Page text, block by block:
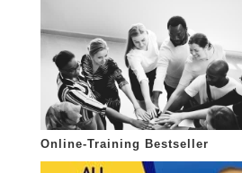
Online-Training Bestseller